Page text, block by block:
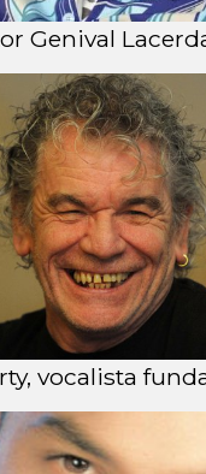
Genival
vocalista